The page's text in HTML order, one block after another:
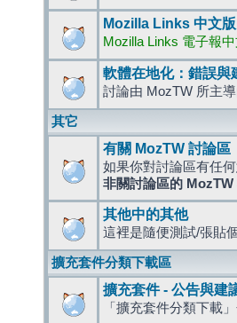
Mozilla Links 中文版
Mozilla Links 電子報
軟體在地化：錯誤與
討論由 MozTW 所主
其它
有關 MozTW 討論區
如果你對討論區有任
非關討論區的
其他中的其他
這裡是隨便測試/張貼
擴充套件分類下載區
擴充套件 - 公告與建
「擴充套件分類下載